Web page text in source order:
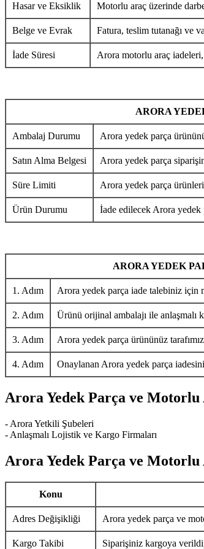
Hasar ve Eksiklik Motorlu araç üzerinde
Belge ve Evrak Fatura, teslim tutanağı ve
İade Süresi Arora motorlu araç
ARORA
Ambalaj Durumu Arora yedek parça
Satın Alma Belgesi Arora yedek parça
Süre Limiti Arora yedek parça
Ürün Durumu İade edilecek Arora yedek
ARORA YEDEK
1. Adım Arora yedek parça iade talebiniz için
2. Adım Ürünü orijinal ambalajı ile anlaşmalı
3. Adım Arora yedek parça ürününüz
4. Adım Onaylanan Arora yedek parça
Arora Yedek Parça ve
- Arora Yetkili Şubeleri
- Anlaşmalı Lojistik ve Kargo Firmaları
Arora Yedek Parça ve
Konu
Adres Değişikliği Arora yedek parça ve
Kargo Takibi Siparişiniz kargoya